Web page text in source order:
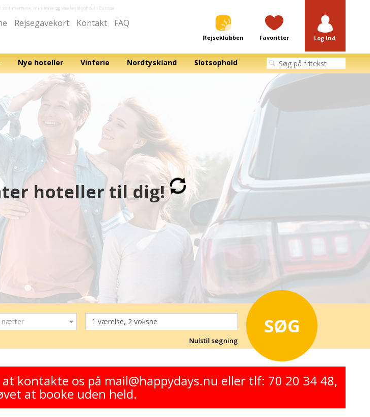
sommerferie, miniferie og weekendophold i Europa
Rejsegavekort Kontakt FAQ
Rejseklubben Favoritter Log ind
Nye hoteller Vinferie Nordtyskland Slotsophold
hoteller til dig!
nætter 1 værelse, 2 voksne
Nulstil søgning
kontakte os på mail@happydays.nu eller tlf: 70 20 34 48,
at booke uden held.